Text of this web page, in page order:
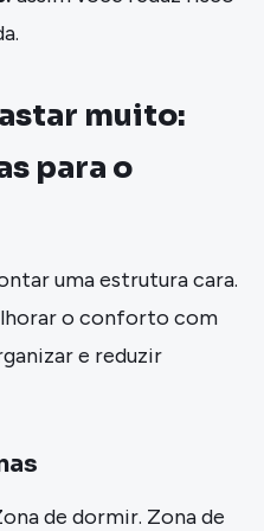
muito:
para o
uma estrutura cara.
o conforto com
e reduzir
de dormir. Zona de